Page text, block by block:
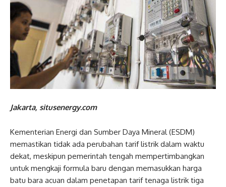
Jakarta, situsenergy.com
Kementerian Energi dan Sumber Daya Mineral (ESDM)
memastikan tidak ada perubahan tarif listrik dalam waktu
dekat, meskipun pemerintah tengah mempertimbangkan
untuk mengkaji formula baru dengan memasukkan harga
batu bara acuan dalam penetapan tarif tenaga listrik tiga